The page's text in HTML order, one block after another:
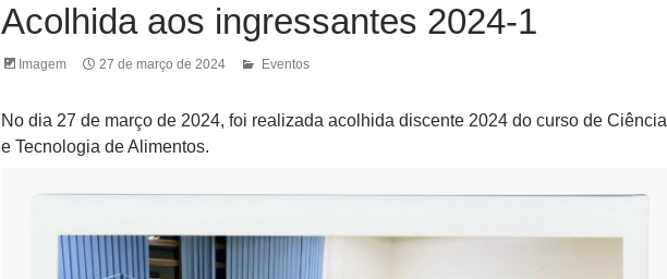
Acolhida aos ingressantes 2024-1
Imagem 27 de março de 2024 Eventos
No dia 27 de março de 2024, foi realizada acolhida discente 2024 do curso de Ciência
e Tecnologia de Alimentos.